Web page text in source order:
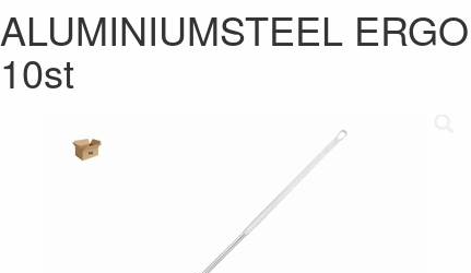
ALUMINIUMSTEEL
10st